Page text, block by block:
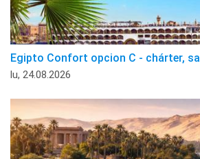
Egipto Confort opcion C - chárter,
lu, 24.08.2026